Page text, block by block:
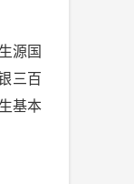
源国
三百
基本